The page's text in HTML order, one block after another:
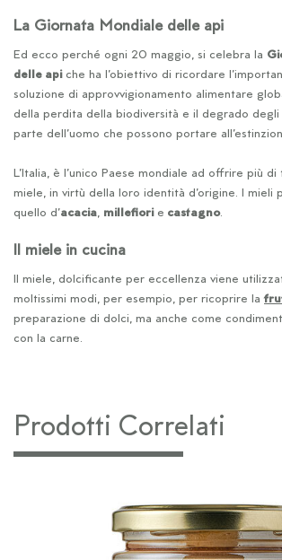
La Giornata Mondiale delle api
Ed ecco perché ogni 20 maggio, si celebra la
delle apiche ha l’obiettivo di ricordare
soluzione di approvvigionamento alimentare
della perdita della biodiversità e il degrado degli
parte dell’uomo che possono portare
L’Italia, è l’unico Paese mondiale ad offrire più
miele, in virtù della loro identità d’origine. I mieli
quello d’acacia, millefiorie castagno.
Il miele in cucina
Il miele, dolcificante per eccellenza viene
moltissimi modi, per esempio, per ricoprire la
preparazione di dolci, ma anche come
con la carne.
Prodotti Correlati